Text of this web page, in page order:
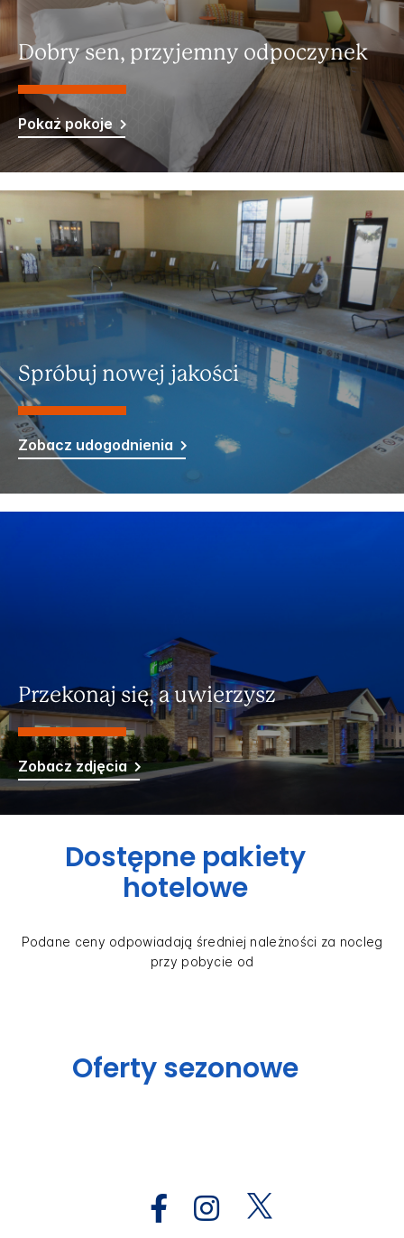
Dobry sen, przyjemny odpoczynek
Pokaż pokoje
Spróbuj nowej jakości
Zobacz udogodnienia
Przekonaj się, a uwierzysz
Zobacz zdjęcia
Dostępne pakiety
hotelowe
Podane ceny odpowiadają średniej należności za nocleg
przy pobycie od
Oferty sezonowe